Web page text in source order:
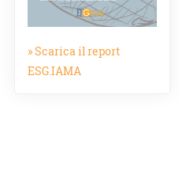
» Scarica il report
ESG.IAMA